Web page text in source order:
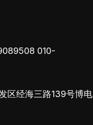
010-
区经海三路139号博电